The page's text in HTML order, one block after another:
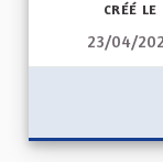
CRÉÉ LE
23/04/